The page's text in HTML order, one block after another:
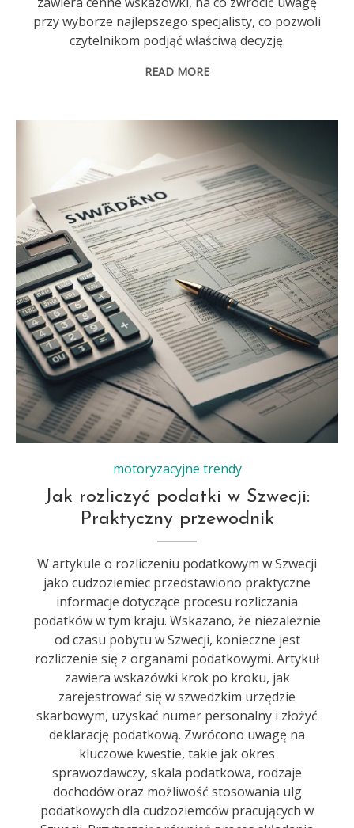
przy wyborze najlepszego specjalisty, co pozwoli
czytelnikom podjąć właściwą decyzję.
READ MORE
motoryzacyjne trendy
Jak rozliczyć podatki w Szwecji:
Praktyczny przewodnik
W artykule o rozliczeniu podatkowym w Szwecji
jako cudzoziemiec przedstawiono praktyczne
informacje dotyczące procesu rozliczania
podatków w tym kraju. Wskazano, że niezależnie
od czasu pobytu w Szwecji, konieczne jest
rozliczenie się z organami podatkowymi. Artykuł
zawiera wskazówki krok po kroku, jak
zarejestrować się w szwedzkim urzędzie
skarbowym, uzyskać numer personalny i złożyć
deklarację podatkową. Zwrócono uwagę na
kluczowe kwestie, takie jak okres
sprawozdawczy, skala podatkowa, rodzaje
dochodów oraz możliwość stosowania ulg
podatkowych dla cudzoziemców pracujących w